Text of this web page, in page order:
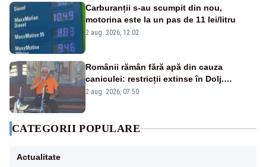
Carburanții s-au scumpit din nou,
motorina este la un pas de 11 lei/litru
2 aug. 2026, 12:02
Românii rămân fără apă din cauza
caniculei: restricții extinse în Dolj.
Oamenii au „cu program la robinet”
2 aug. 2026, 07:50
CATEGORII POPULARE
Actualitate